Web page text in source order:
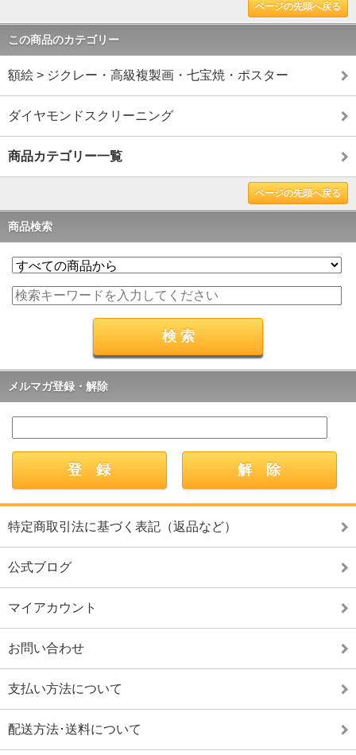
ページの先頭へ戻る
この商品のカテゴリー
額絵 > ジクレー・高級複製画・七宝焼・ポスター
ダイヤモンドスクリーニング
商品カテゴリー一覧
ページの先頭へ戻る
商品検索
メルマガ登録・解除
特定商取引法に基づく表記（返品など）
公式ブログ
マイアカウント
お問い合わせ
支払い方法について
配送方法･送料について